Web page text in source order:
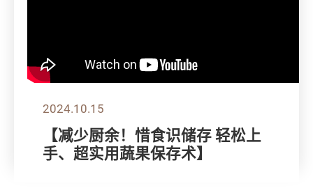
2024.10.15
【减少厨余！惜食识储存 轻松上
手、超实用蔬果保存术】